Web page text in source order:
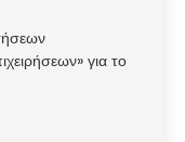
για το